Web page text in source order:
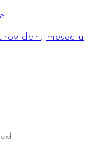
.
dan, mesec u